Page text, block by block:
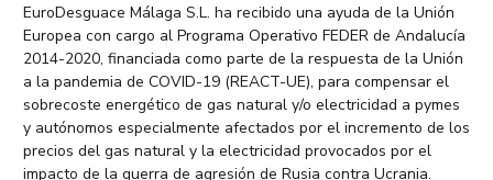
EuroDesguace Málaga S.L. ha recibido una ayuda de la Unión
Europea con cargo al Programa Operativo FEDER de Andalucía
2014-2020, financiada como parte de la respuesta de la Unión
a la pandemia de COVID-19 (REACT-UE), para compensar el
sobrecoste energético de gas natural y/o electricidad a pymes
y autónomos especialmente afectados por el incremento de los
precios del gas natural y la electricidad provocados por el
impacto de la guerra de agresión de Rusia contra Ucrania.